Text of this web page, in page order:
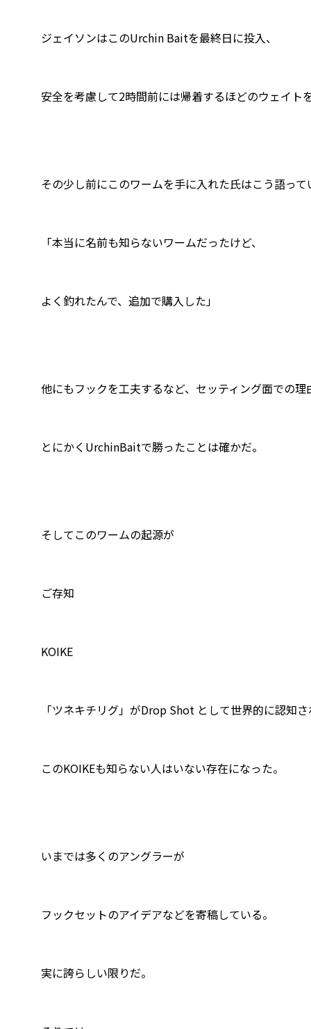
ジェイソンはこのUrchin Baitを最終日に投入、
安全を考慮して2時間前には帰着するほどのウェイト
その少し前にこのワームを手に入れた氏はこう語って
「本当に名前も知らないワームだったけど、
よく釣れたんで、追加で購入した」
他にもフックを工夫するなど、セッティング面での理
とにかくUrchinBaitで勝ったことは確かだ。
そしてこのワームの起源が
ご存知
KOIKE
「ツネキチリグ」がDrop Shot として世界的に認知さ
このKOIKEも知らない人はいない存在になった。
いまでは多くのアングラーが
フックセットのアイデアなどを寄稿している。
実に誇らしい限りだ。